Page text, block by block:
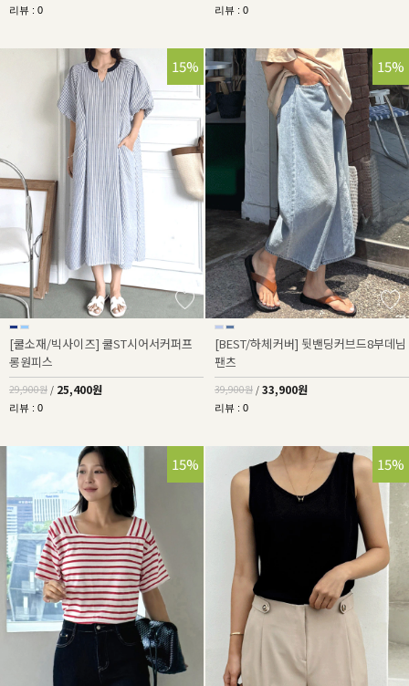
리뷰 : 0 리뷰 : 0
15%
[쿨소재/빅사이즈] 쿨ST시어서커퍼프
롱원피스
29,900원 / 25,400원
리뷰 : 0
15%
[BEST/하체커버] 뒷밴딩커브드8부데님
팬츠
39,900원 / 33,900원
리뷰 : 0
15% 15%